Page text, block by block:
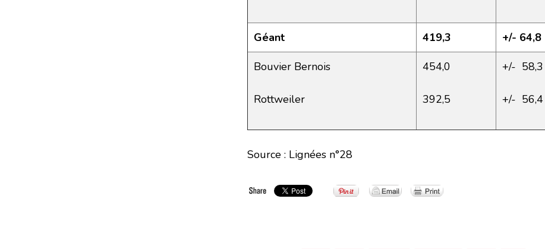
Géant 419,3 +/- 64,8
Bouvier Bernois
Rottweiler
454,0
392,5
+/- 58,3
+/- 56,4
Source : Lignées n°28